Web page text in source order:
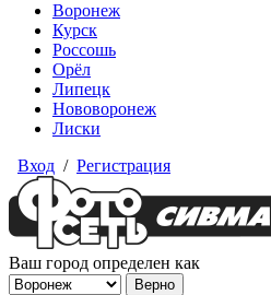
Воронеж
Курск
Россошь
Орёл
Липецк
Нововоронеж
Лиски
Вход / Регистрация
Ваш город определен как